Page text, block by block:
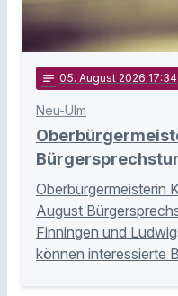
notes 05. August 2026 17:34
Neu-Ulm
Oberbürgermeisterin
August
Finningen und
können interessierte